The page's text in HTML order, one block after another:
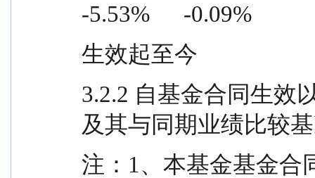
-5.53%      -0.09%
生效起至今
3.2.2 自基金合同生效
及其与同期业绩比较
注：1、本基金基金合